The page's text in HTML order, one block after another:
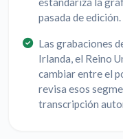
pasada de edición.
Las grabaciones
Irlanda, el Reino
cambiar entre el
revisa esos
transcripción